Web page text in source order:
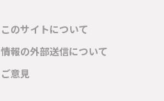
このサイトについて
情報の外部送信について
ご意見